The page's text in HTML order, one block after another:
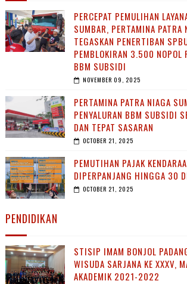
PERCEPAT PEMULIHAN
SUMBAR, PERTAMINA PATRA
TEGASKAN PENERTIBAN
PEMBLOKIRAN 3.500 NOPOL
BBM SUBSIDI
NOVEMBER 09, 2025
PERTAMINA PATRA NIAGA
PENYALURAN BBM SUBSIDI
DAN TEPAT SASARAN
OCTOBER 21, 2025
PEMUTIHAN PAJAK
DIPERPANJANG HINGGA 30
OCTOBER 21, 2025
PENDIDIKAN
STISIP IMAM BONJOL
WISUDA SARJANA KE XXXV,
AKADEMIK 2021-2022